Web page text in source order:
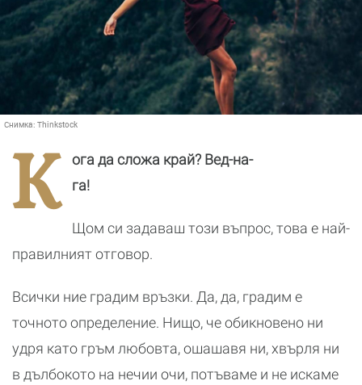
Снимка: Thinkstock
К
ога да сложа край? Вед-на-
га!
Щом си задаваш този въпрос, това е най-
правилният отговор.
Всички ние градим връзки. Да, да, градим е
точното определение. Нищо, че обикновено ни
удря като гръм любовта, ошашавя ни, хвърля ни
в дълбокото на нечии очи, потъваме и не искаме